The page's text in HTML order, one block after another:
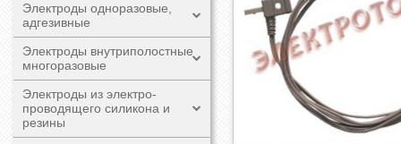
Электроды одноразовые,
адгезивные
Электроды внутриполостные
многоразовые
Электроды из электро-
проводящего силикона и
резины